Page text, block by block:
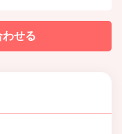
わせる